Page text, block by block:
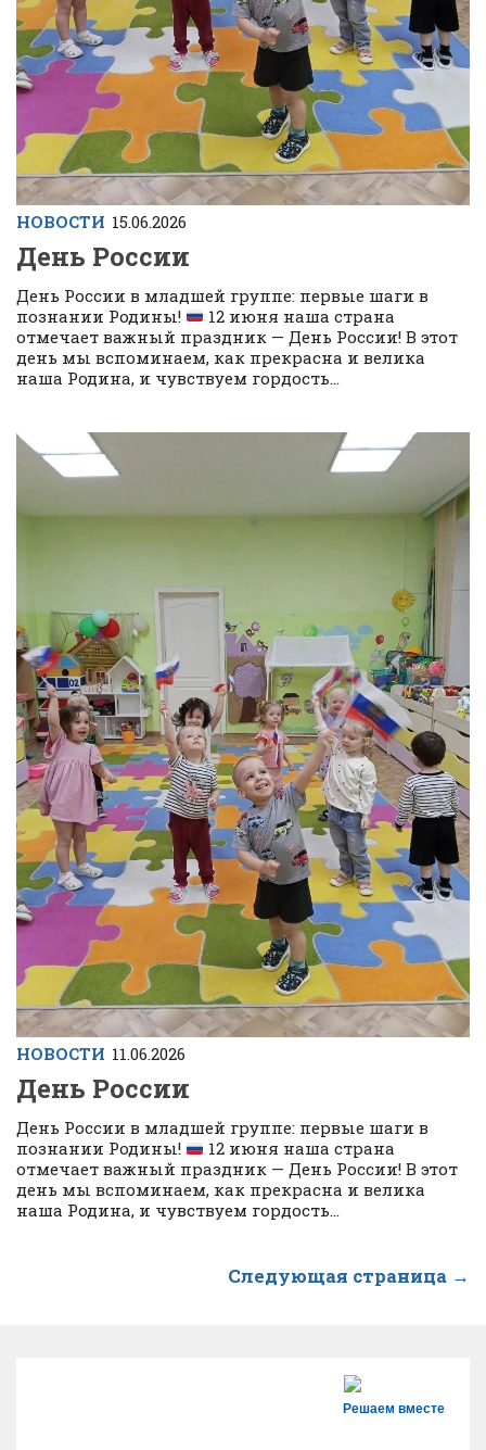
НОВОСТИ 15.06.2026
День России
День России в младшей группе: первые шаги в
познании Родины!
12 июня наша страна
отмечает важный праздник — День России! В этот
день мы вспоминаем, как прекрасна и велика
наша Родина, и чувствуем гордость...
НОВОСТИ 11.06.2026
День России
День России в младшей группе: первые шаги в
познании Родины!
12 июня наша страна
отмечает важный праздник — День России! В этот
день мы вспоминаем, как прекрасна и велика
наша Родина, и чувствуем гордость...
Следующая страница →
Решаем вместе